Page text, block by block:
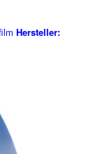
Hersteller: